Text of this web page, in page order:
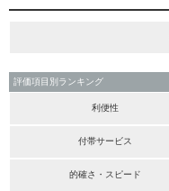
評価項目別ランキング
利便性
付帯サービス
的確さ・スピード